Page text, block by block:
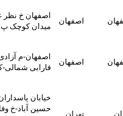
اصفهان خ نظر غربی کوچه
میدان کوچک پ33
اصفهان-م آزادی-خ آزادی-
فارابی شمالی-کوی21-پ23ط5
خیابان پاسداران-خ مغان-میدان
حسین آباد-خ وفامنش-خ